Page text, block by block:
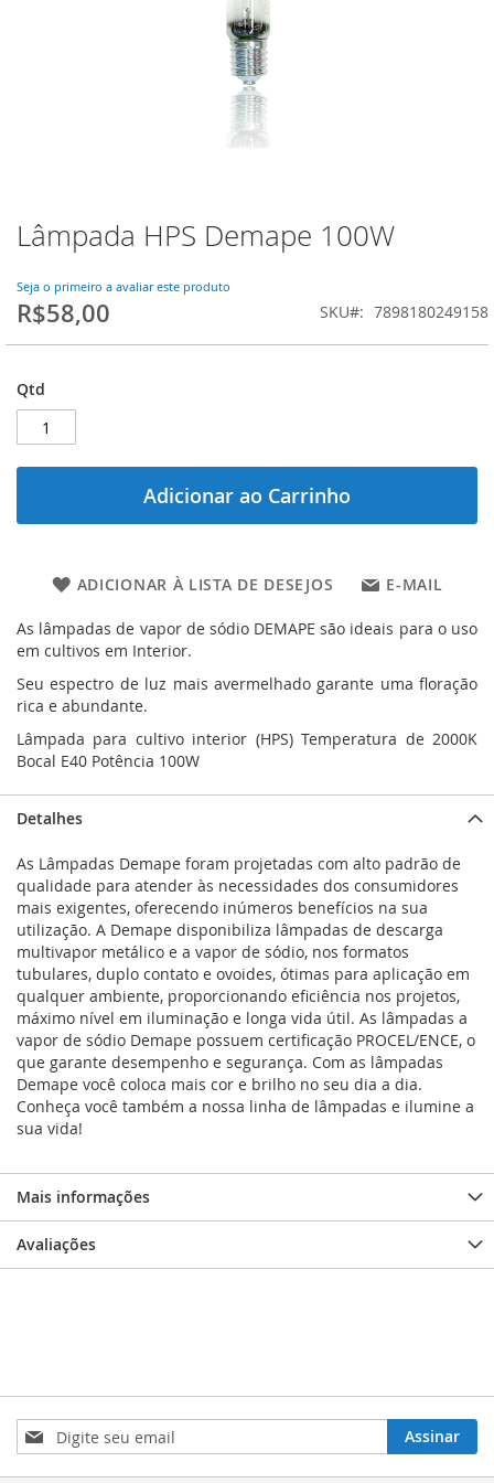
Lâmpada HPS Demape 100W
Seja o primeiro a avaliar este produto
R$58,00 SKU 7898180249158
Qtd
Adicionar ao Carrinho
ADICIONAR À LISTA DE DESEJOS E-MAIL
As lâmpadas de vapor de sódio DEMAPE são ideais para o uso
em cultivos em Interior.
Seu espectro de luz mais avermelhado garante uma floração
rica e abundante.
Lâmpada para cultivo interior (HPS) Temperatura de 2000K
Bocal E40 Potência 100W
Saltar
para
início
da
Galeria
imagens
Detalhes
As Lâmpadas Demape foram projetadas com alto padrão de
qualidade para atender às necessidades dos consumidores
mais exigentes, oferecendo inúmeros benefícios na sua
utilização. A Demape disponibiliza lâmpadas de descarga
multivapor metálico e a vapor de sódio, nos formatos
tubulares, duplo contato e ovoides, ótimas para aplicação em
qualquer ambiente, proporcionando eficiência nos projetos,
máximo nível em iluminação e longa vida útil. As lâmpadas a
vapor de sódio Demape possuem certificação PROCEL/ENCE, o
que garante desempenho e segurança. Com as lâmpadas
Demape você coloca mais cor e brilho no seu dia a dia.
Conheça você também a nossa linha de lâmpadas e ilumine a
sua vida!
Mais informações
Avaliações
Inscreva-
se
na
Assinar